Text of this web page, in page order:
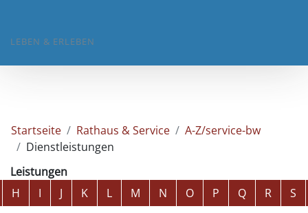
LEBEN & ERLEBEN
Startseite Rathaus & Service
A-Z/service-bw
Dienstleistungen
Leistungen
Alphabetisches Register überspringen
H I J K L M N O P Q R S